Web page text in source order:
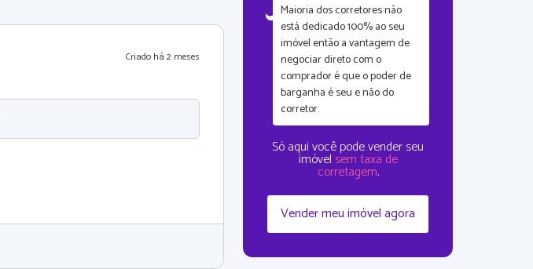
Criado há 2 meses
Maioria dos corretores não
está dedicado 100% ao seu
imóvel então a vantagem de
negociar direto com o
comprador é queo poder de
barganha é seue não do
corretor.
Só aqui você pode vender seu
imóvel sem taxa de
corretagem.
Vender meu imóvel agora